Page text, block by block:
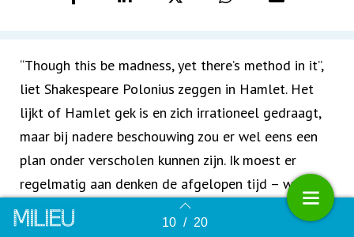
Terug naar overzicht 10 / 20
“Though this be madness, yet there’s method in it”,
liet Shakespeare Polonius zeggen in Hamlet. Het
lijkt of Hamlet gek is en zich irrationeel gedraagt,
maar bij nadere beschouwing zou er wel eens een
plan onder verscholen kunnen zijn. Ik moest er
regelmatig aan denken de afgelopen tijd – we
schrijven kort na de installatie van Enald Trusk als
CEO van de Verenigde Staten. Op het eerste gezicht